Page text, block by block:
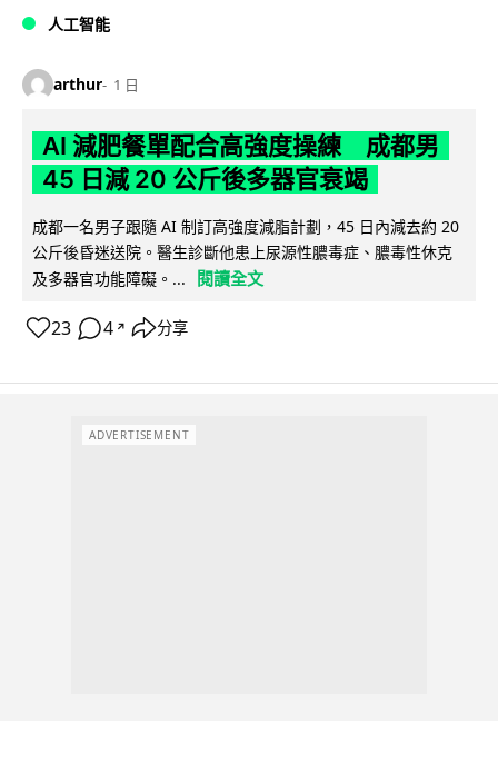
人工智能
arthur 1 日
AI 減肥餐單配合高強度操練 成都男
45 日減 20 公斤後多器官衰竭
成都一名男子跟隨 AI 制訂高強度減脂計劃，45 日內減去約 20
公斤後昏迷送院。醫生診斷他患上尿源性膿毒症、膿毒性休克
及多器官功能障礙。...
閱讀全文
23 4 ↗ 分享
ADVERTISEMENT